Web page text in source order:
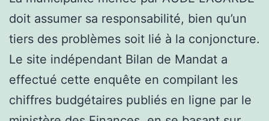
doit assumer sa responsabilité, bien qu’un
tiers des problèmes soit lié à la conjoncture.
Le site indépendant Bilan de Mandat a
effectué cette enquête en compilant les
chiffres budgétaires publiés en ligne par le